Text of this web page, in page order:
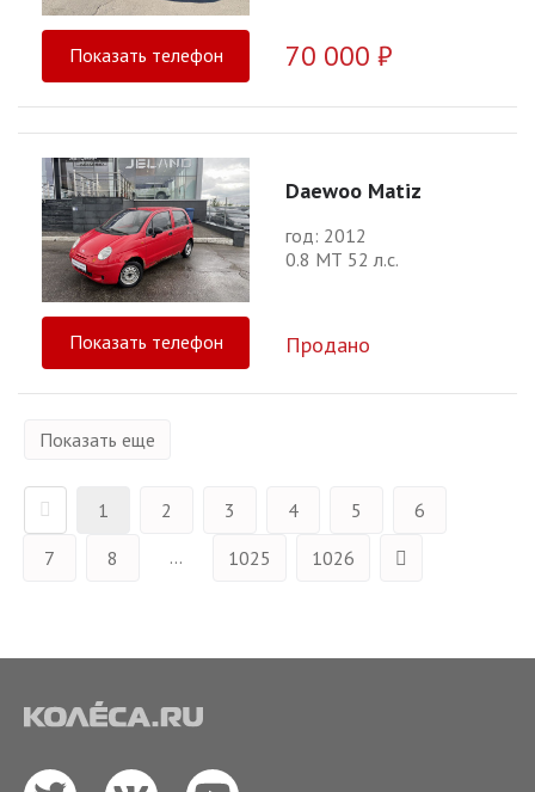
Показать телефон 70 000 ₽
Daewoo Matiz
год: 2012
0.8 МТ 52 л.с.
Показать телефон Продано
Показать еще
1 2 3 4 5
6
7
8 ... 1025 1026